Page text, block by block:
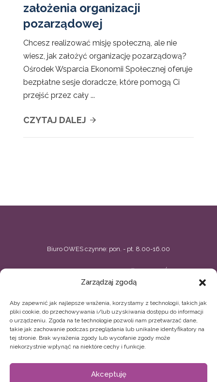
Zarządzaj zgodą
Aby zapewnić jak najlepsze wrażenia, korzystamy z technologii, takich jak
pliki cookie, do przechowywania i/lub uzyskiwania dostępu do informacji
o urządzeniu. Zgoda na te technologie pozwoli nam przetwarzać dane,
takie jak zachowanie podczas przeglądania lub unikalne identyfikatory na
tej stronie. Brak wyrażenia zgody lub wycofanie zgody może
niekorzystnie wpłynąć na niektóre cechy i funkcje.
Akceptuję
założenia organizacji
pozarządowej
Chcesz realizować misję społeczną, ale nie
wiesz, jak założyć organizację pozarządową?
Ośrodek Wsparcia Ekonomii Społecznej oferuje
bezpłatne sesje doradcze, które pomogą Ci
przejść przez cały ...
CZYTAJ DALEJ
Biuro OWES czynne: pon. - pt. 8.00-16.00
BIELSKIE CENTRUM PRZEDSIĘBIORCZOŚCI
ul. Zacisze 5, Bielsko-Biała
33 496 02 44, 33 496 02 11 owes@bcp.org.pl
BIELSKIE STOWARZYSZENIE ARTYSTYCZNE TEATR
GRODZKI
biuro.owes@teatrgrodzki.pl